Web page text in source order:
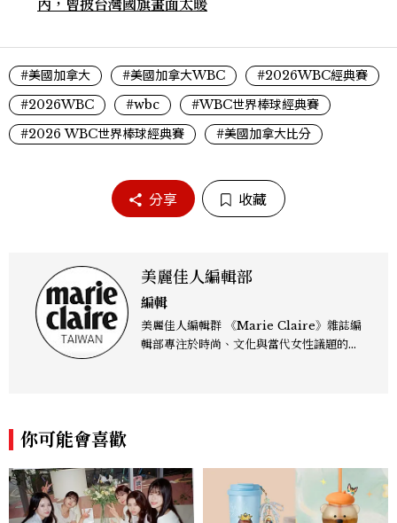
內，曾披台灣國旗畫面太暖
#美國加拿大 #美國加拿大WBC
#2026WBC經典賽
#2026WBC
#wbc
#WBC世界棒球經典賽
#2026 WBC世界棒球經典賽
#美國加拿大比分
分享 收藏
美麗佳人編輯部
編輯
美麗佳人編輯群 《Marie Claire》雜誌編
輯部專注於時尚、文化與當代女性議題的深
度的內容。 《Marie Claire》始終以敏銳
視角與編輯直覺，引領讀者探索女性多元面
貌與生活品味風格的無限可能。
你可能會喜歡